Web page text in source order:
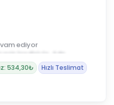
kredisiyle öde
534,30₺ Hızlı Teslimat